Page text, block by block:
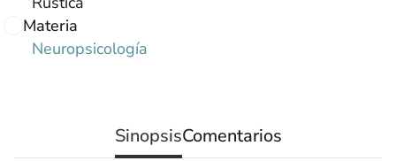
Materia
Neuropsicología
SinopsisComentarios